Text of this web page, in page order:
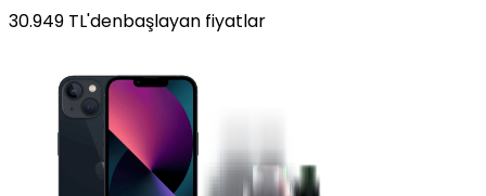
30.949 TL'denbaşlayan fiyatlar